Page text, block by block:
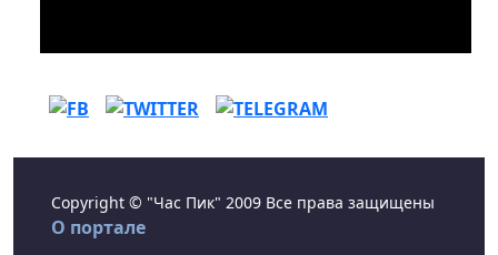
Copyright © "Час Пик" 2009 Все права защищены
О портале